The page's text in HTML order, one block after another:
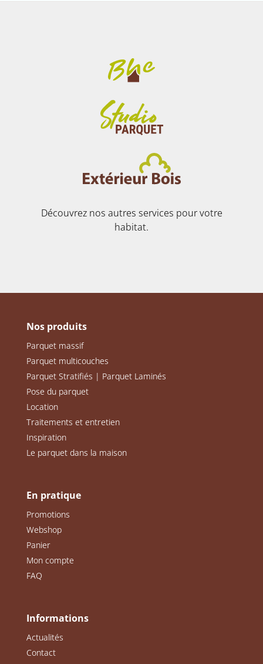
Découvrez nos autres services pour votre
habitat.
Nos produits
Parquet massif
Parquet multicouches
Parquet Stratifiés | Parquet Laminés
Pose du parquet
Location
Traitements et entretien
Inspiration
Le parquet dans la maison
En pratique
Promotions
Webshop
Panier
Mon compte
FAQ
Informations
Actualités
Contact